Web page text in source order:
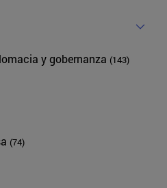
y gobernanza (143)
(74)